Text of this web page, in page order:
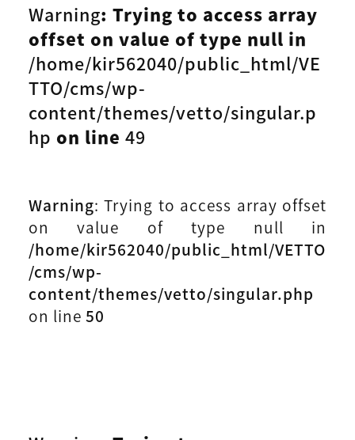
Warning: Trying to access array
offset on value of type null in
/home/kir562040/public_html/VE
TTO/cms/wp-
content/themes/vetto/singular.p
hp on line 49
Warning: Trying to access array offset
on value of type null in
/home/kir562040/public_html/VETTO
/cms/wp-
content/themes/vetto/singular.php
on line 50